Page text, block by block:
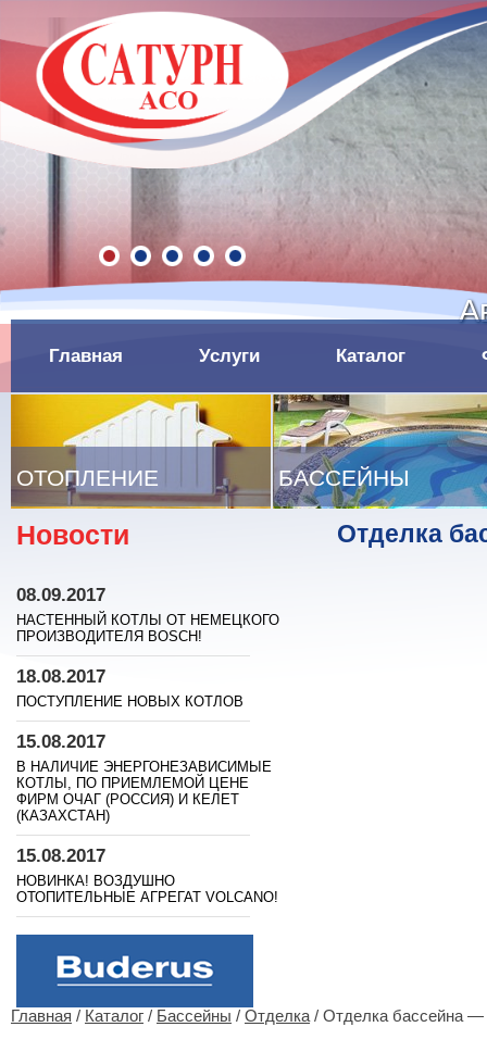
Главная Услуги Каталог
ОТОПЛЕНИЕ БАССЕЙНЫ
Новости
08.09.2017
НАСТЕННЫЙ КОТЛЫ ОТ НЕМЕЦКОГО
ПРОИЗВОДИТЕЛЯ BOSСH!
18.08.2017
ПОСТУПЛЕНИЕ НОВЫХ КОТЛОВ
15.08.2017
В НАЛИЧИЕ ЭНЕРГОНЕЗАВИСИМЫЕ
КОТЛЫ, ПО ПРИЕМЛЕМОЙ ЦЕНЕ
ФИРМ ОЧАГ (РОССИЯ) И КЕЛЕТ
(КАЗАХСТАН)
15.08.2017
НОВИНКА! ВОЗДУШНО
ОТОПИТЕЛЬНЫЕ АГРЕГАТ VOLCANO!
Отделка
Главная / Каталог / Бассейны / Отделка/ Отделка бассейна —